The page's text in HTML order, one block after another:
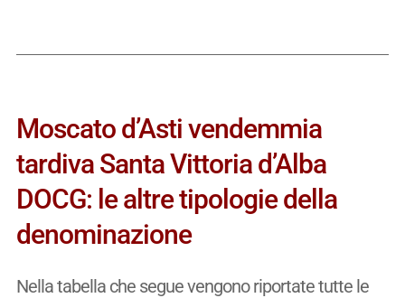
Moscato d’Asti vendemmia
tardiva Santa Vittoria d’Alba
DOCG: le altre tipologie della
denominazione
Nella tabella che segue vengono riportate tutte le